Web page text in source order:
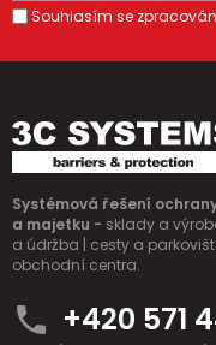
Souhlasím se
Systémová řešení
a majetku - sklady a
a údržba | cesty a
obchodní centra.
+420 571